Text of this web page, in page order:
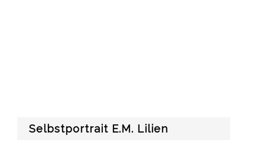
Selbstportrait E.M. Lilien